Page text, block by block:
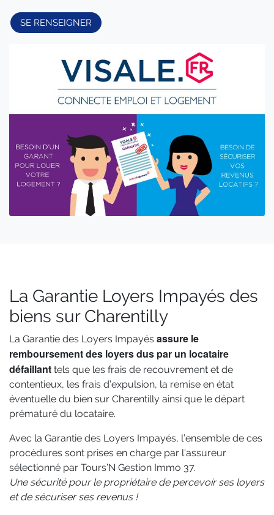
SE RENSEIGNER
La Garantie Loyers Impayés des
biens sur Charentilly
La Garantie des Loyers Impayés assure le
remboursement des loyers dus par un locataire
défaillant tels que les frais de recouvrement et de
contentieux, les frais d’expulsion, la remise en état
éventuelle du bien sur Charentilly ainsi que le départ
prématuré du locataire.
Avec la Garantie des Loyers Impayés, l’ensemble de ces
procédures sont prises en charge par l'assureur
sélectionné par Tours’N Gestion Immo 37.
Une sécurité pour le propriétaire de percevoir ses loyers
et de sécuriser ses revenus !